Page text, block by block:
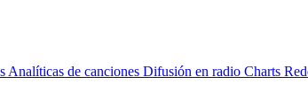
Analíticas de canciones Difusión en radio Charts